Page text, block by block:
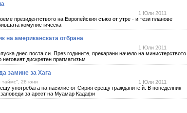
1 Юли 2011
президентството на Европейския съюз от утре - и тези планове
комунистическа
на американската отбрана
1 Юли 2011
днес поста си. През годините, прекарани начело на министерството
дискретен прагматизъм
замине за Хага
таймс", 28 юни
1 Юли 2011
употребата на насилие от Сирия срещу гражданите й. В понеделник
за арест на Муамар Кадафи